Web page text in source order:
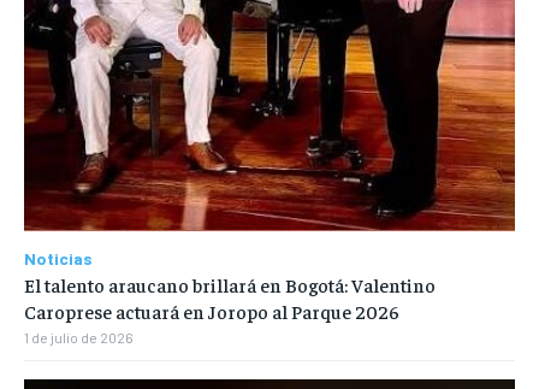
Noticias
El talento araucano brillará en Bogotá: Valentino
Caroprese actuará en Joropo al Parque 2026
1 de julio de 2026